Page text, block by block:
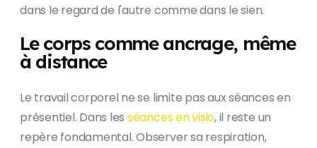
dans le regard de l'autre comme dans le sien.
Le corps comme ancrage, même
à distance
Le travail corporel ne se limite pas aux séances en
présentiel. Dans les séances en visio, il reste un
repère fondamental. Observer sa respiration,